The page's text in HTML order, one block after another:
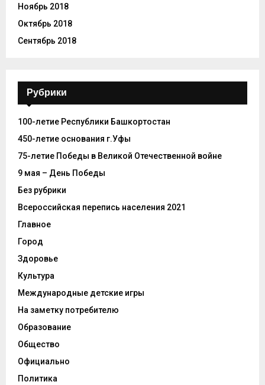
Ноябрь 2018
Октябрь 2018
Сентябрь 2018
Рубрики
100-летие Республики Башкортостан
450-летие основания г.Уфы
75-летие Победы в Великой Отечественной войне
9 мая – День Победы
Без рубрики
Всероссийская перепись населения 2021
Главное
Город
Здоровье
Культура
Международные детские игры
На заметку потребителю
Образование
Общество
Официально
Политика